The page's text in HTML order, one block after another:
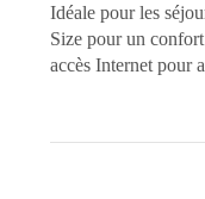
Idéale pour les
Size pour un
accès Internet pour